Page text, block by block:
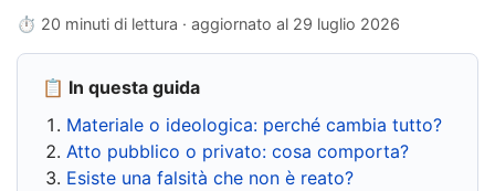
⏱ 20 minuti di lettura · aggiornato al 29 luglio 2026
📋 In questa guida
Materiale o ideologica: perché cambia tutto?
Atto pubblico o privato: cosa comporta?
Esiste una falsità che non è reato?